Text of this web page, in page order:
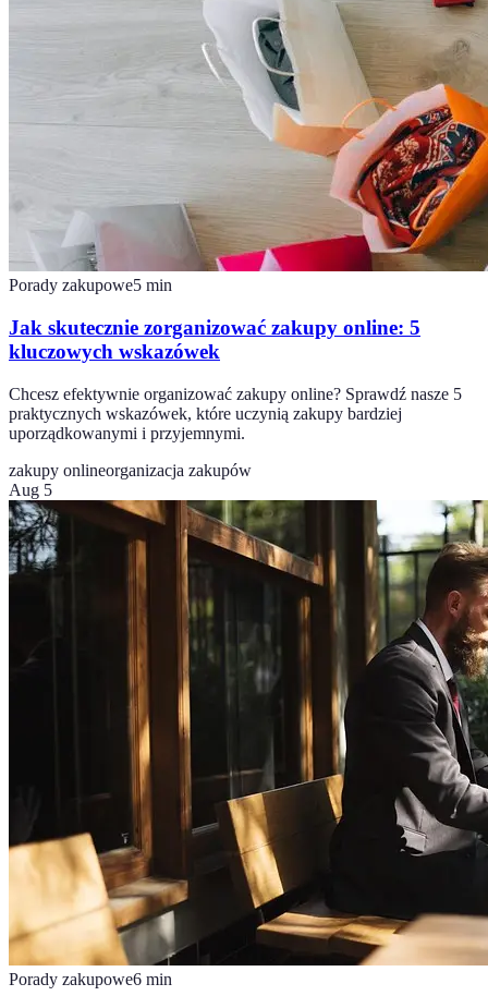
Porady zakupowe5 min
Jak skutecznie zorganizować zakupy online: 5
kluczowych wskazówek
Chcesz efektywnie organizować zakupy online? Sprawdź nasze 5
praktycznych wskazówek, które uczynią zakupy bardziej
uporządkowanymi i przyjemnymi.
zakupy onlineorganizacja zakupów
Aug 5
Porady zakupowe6 min